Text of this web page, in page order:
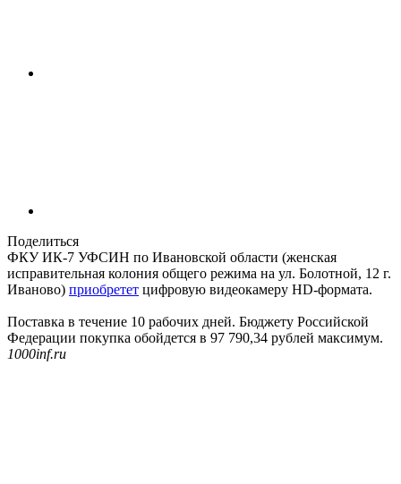
Поделиться
ФКУ ИК-7 УФСИН по Ивановской области (женская
исправительная колония общего режима на ул. Болотной, 12 г.
Иваново) приобретет цифровую видеокамеру HD-формата.
Поставка в течение 10 рабочих дней. Бюджету Российской
Федерации покупка обойдется в 97 790,34 рублей максимум.
1000inf.ru